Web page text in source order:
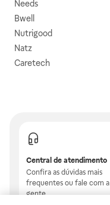
Needs
Bwell
Nutrigood
Natz
Caretech
Central de atendimento
Confira as dúvidas mais
frequentes ou fale com a
gente.